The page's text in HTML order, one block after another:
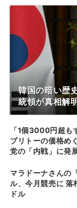
韓国の暗い歴
統領が真相解
「1個3000円超も
ブリトーの価格め
党の「内戦」に発
マラドーナさんの
ル、今月競売に 落
ドル